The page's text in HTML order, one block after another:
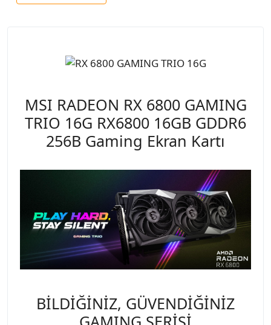
MSI RADEON RX 6800 GAMING
TRIO 16G RX6800 16GB GDDR6
256B Gaming Ekran Kartı
BİLDİĞİNİZ, GÜVENDİĞİNİZ